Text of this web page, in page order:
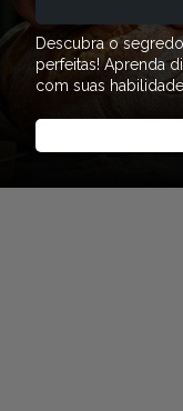
Descubra o
perfeitas! Aprenda
com suas